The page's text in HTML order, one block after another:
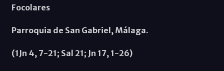
Focolares
Parroquia de San Gabriel, Málaga.
(1Jn 4, 7-21; Sal 21; Jn 17, 1-26)